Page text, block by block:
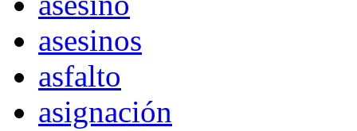
asesinos
asfalto
asignación